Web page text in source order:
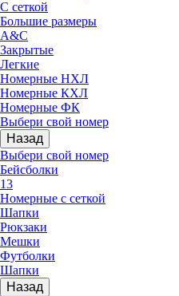
С сеткой
Большие размеры
A&C
Закрытые
Легкие
Номерные НХЛ
Номерные КХЛ
Номерные ФК
Выбери свой номер
Назад
Выбери свой номер
Бейсболки
13
Номерные с сеткой
Шапки
Рюкзаки
Мешки
Футболки
Шапки
Назад